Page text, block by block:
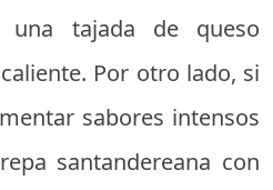
una tajada de queso
Por otro lado, si
sabores intensos
santandereana con